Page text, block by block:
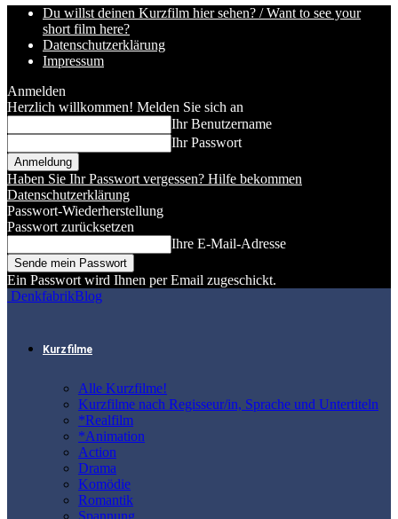
Du willst deinen Kurzfilm hier sehen? / Want to see your
short film here?
Datenschutzerklärung
Impressum
Anmelden
Herzlich willkommen! Melden Sie sich an
Ihr Benutzername
Ihr Passwort
Haben Sie Ihr Passwort vergessen? Hilfe bekommen
Datenschutzerklärung
Passwort-Wiederherstellung
Passwort zurücksetzen
Ihre E-Mail-Adresse
Ein Passwort wird Ihnen per Email zugeschickt.
DenkfabrikBlog
Kurzfilme
Alle Kurzfilme!
Kurzfilme nach Regisseur/in, Sprache und Untertiteln
*Realfilm
*Animation
Action
Drama
Komödie
Romantik
Spannung